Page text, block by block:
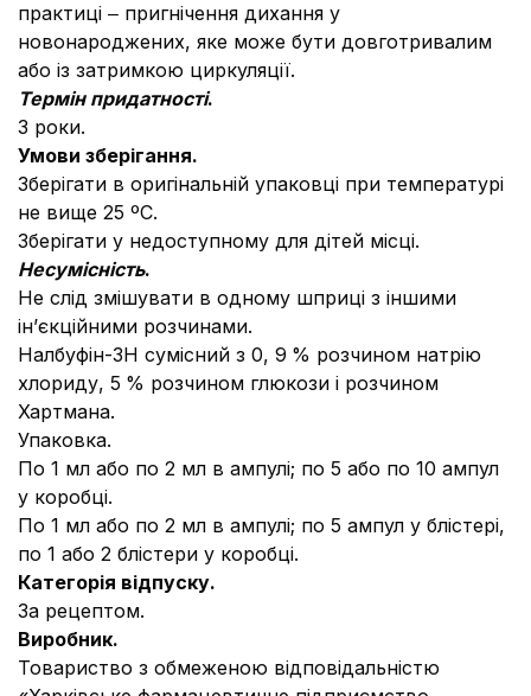
практиці ‒ пригнічення дихання у
новонароджених, яке може бути довготривалим
або із затримкою циркуляції.
Термін придатності.
3 роки.
Умови зберігання.
Зберігати в оригінальній упаковці при температурі
не вище 25 ºС.
Зберігати у недоступному для дітей місці.
Несумісність.
Не слід змішувати в одному шприці з іншими
ін’єкційними розчинами.
Налбуфін-ЗН сумісний з 0, 9 % розчином натрію
хлориду, 5 % розчином глюкози і розчином
Хартмана.
Упаковка.
По 1 мл або по 2 мл в ампулі; по 5 або по 10 ампул
у коробці.
По 1 мл або по 2 мл в ампулі; по 5 ампул у блістері,
по 1 або 2 блістери у коробці.
Категорія відпуску.
За рецептом.
Виробник.
Товариство з обмеженою відповідальністю